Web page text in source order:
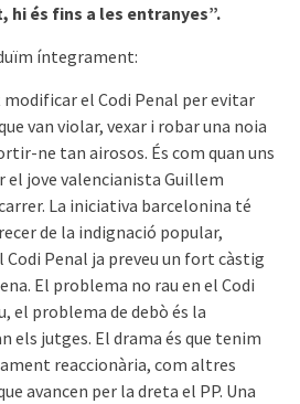
hi és fins a les entranyes”.
íntegrament:
el Codi Penal per evitar
van violar, vexar i robar una noia
ne tan airosos. És com quan uns
el jove valencianista Guillem
La iniciativa barcelonina té
de la indignació popular,
Penal ja preveu un fort càstig
El problema no rau en el Codi
el problema de debò és la
els jutges. El drama és que tenim
reaccionària, com altres
avancen per la dreta el PP. Una